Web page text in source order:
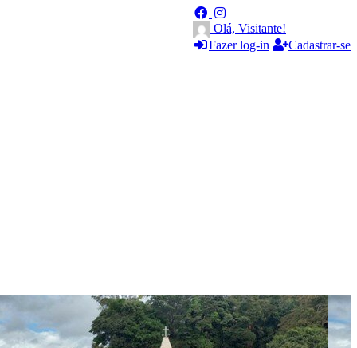
Olá, Visitante!
Fazer log-in
Cadastrar-se